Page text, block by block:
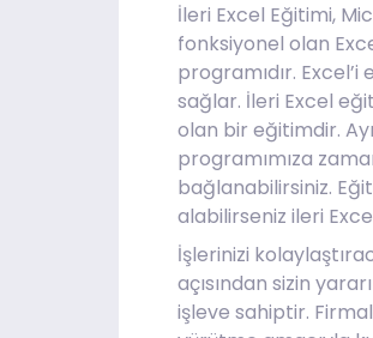
İleri Excel Eğitimi,
fonksiyonel olan
programıdır.
sağlar. İleri Excel
olan bir eğitimdir.
programımıza
bağlanabilirsiniz.
alabilirseniz ileri
İşlerinizi
açısından sizin
işleve sahiptir.